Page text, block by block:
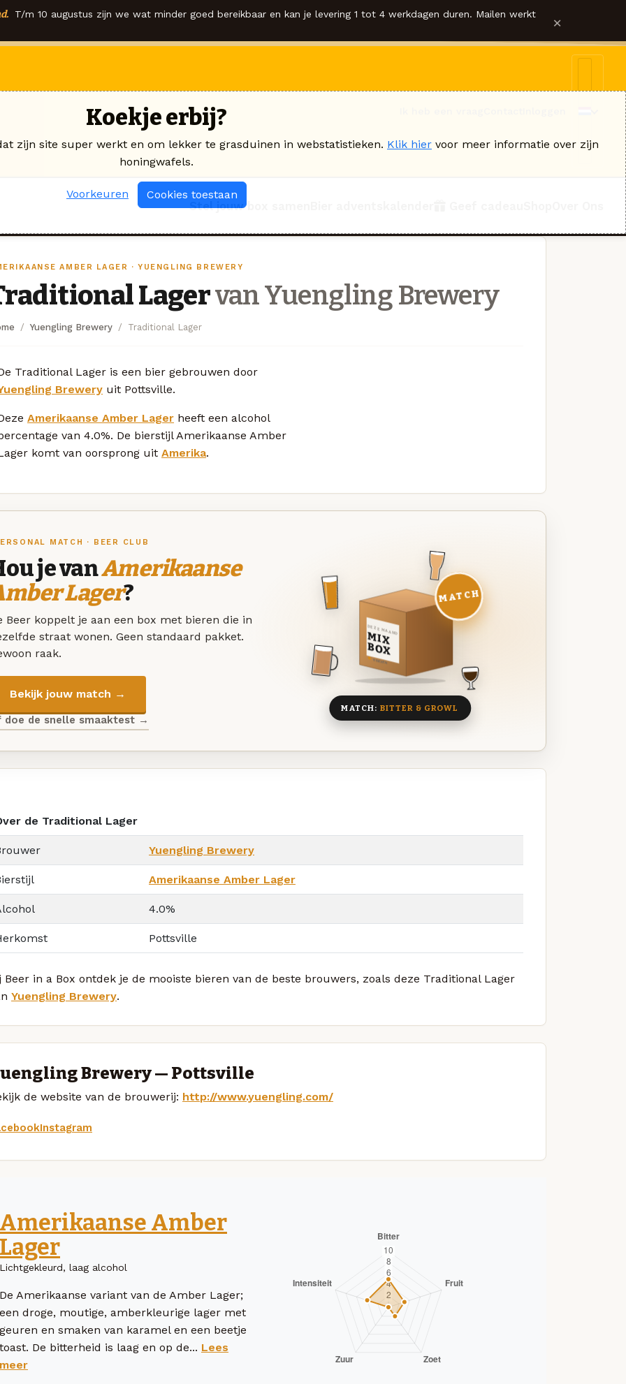
T/m 10 augustus zijn we wat minder goed bereikbaar en kan je levering 1 tot 4 werkdagen duren. Mailen werkt ×
Stel jouw box samen
AMBER LAGER · YUENGLING BREWERY
Lagervan Yuengling Brewery
Yuengling Brewery Traditional Lager
Traditional Lager is een bier gebrouwen door
Brewery uit Pottsville.
Amerikaanse Amber Lager heeft een alcohol
van 4.0%. De bierstijl Amerikaanse Amber
komt van oorsprong uit Amerika.
MATCH · BEER CLUB
je vanAmerikaanse
Lager?
Beer koppelt je aan een box met bieren die in
straat wonen. Geen standaard pakket.
raak.
Bekijk jouw match →
doe de snelle smaaktest →
DEZE MAAND
MIX
BOX
8 BIEREN
MATCH
MATCH: BITTER & GROWL
de Traditional Lager
Yuengling Brewery
Amerikaanse Amber Lager
4.0%
Pottsville
Beer in a Box ontdek je de mooiste bieren van de beste brouwers, zoals deze Traditional Lager
Yuengling Brewery.
Brewery — Pottsville
de website van de brouwerij: http://www.yuengling.com/
Instagram
Amerikaanse Amber
Lager
Lichtgekleurd, laag alcohol
De Amerikaanse variant van de Amber Lager;
een droge, moutige, amberkleurige lager met
geuren en smaken van karamel en een beetje
toast. De bitterheid is laag en op de... Lees
meer
Koekje erbij?
zijn site super werkt en om lekker te grasduinen in webstatistieken. Klik hier voor meer informatie over zijn
honingwafels.
Voorkeuren Cookies toestaan